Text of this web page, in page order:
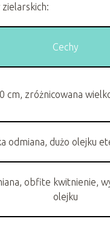
Cechy
cm, zróżnicowana
odmiana, dużo olejku
obfite kwitnienie,
olejku